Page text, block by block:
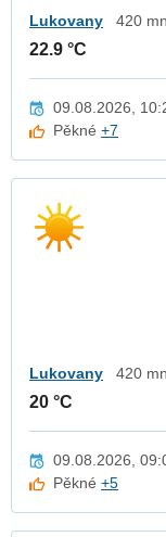
Lukovany 420
22.9 °C
09.08.2026,
Pěkné+7
Lukovany 420
20 °C
09.08.2026,
Pěkné+5